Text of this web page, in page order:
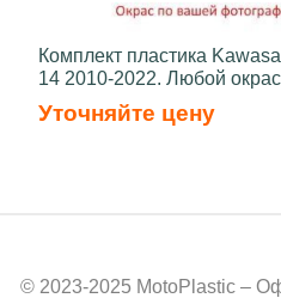
Комплект пластика
14 2010-2022. Любой окрас
Уточняйте цену
© 2023-2025 MotoPlastic –